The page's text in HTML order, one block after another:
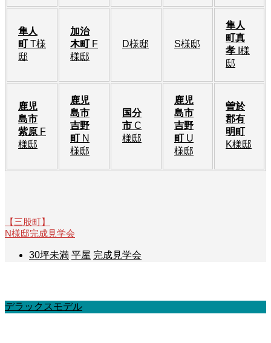
隼人
町T様
邸
加治
木町F
様邸
D様邸 S様邸
隼人
町真
孝 I様
邸
鹿児
島市
紫原 F
様邸
鹿児
島市
吉野
町N
様邸
国分
市 C
様邸
鹿児
島市
吉野
町U
様邸
曽於
郡有
明町
K様邸
【三股町】
N様邸完成見学会
30坪未満 平屋 完成見学会
デラックスモデル